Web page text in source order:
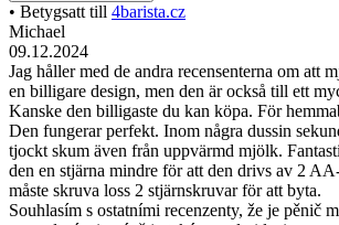
• Betygsatt till 4barista.cz
Michael
09.12.2024
Jag håller med de andra recensenterna om att
en billigare design, men den är också till ett
Kanske den billigaste du kan köpa. För
Den fungerar perfekt. Inom några dussin
tjockt skum även från uppvärmd mjölk.
den en stjärna mindre för att den drivs av 2
måste skruva loss 2 stjärnskruvar för att byta.
Souhlasím s ostatními recenzenty, že je pěnič